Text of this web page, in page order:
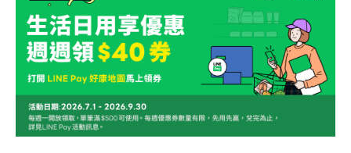
當我們的體溫每增加攝氏0.5度，基礎代謝率就會增
加7%，會因此加快代謝，甚至可以促進深層脂肪燃
燒。
換句話說，夏天運動的鍛鍊成果更顯著喔！
今天分享３個要訣，讓喜歡運動，或是正要培養運